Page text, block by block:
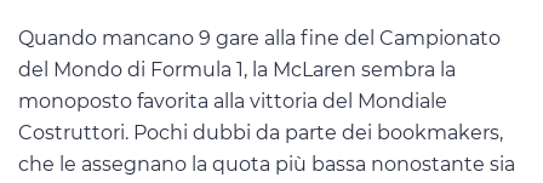
Quando mancano 9 gare alla fine del Campionato
del Mondo di Formula 1, la McLaren sembra la
monoposto favorita alla vittoria del Mondiale
Costruttori. Pochi dubbi da parte dei bookmakers,
che le assegnano la quota più bassa nonostante sia